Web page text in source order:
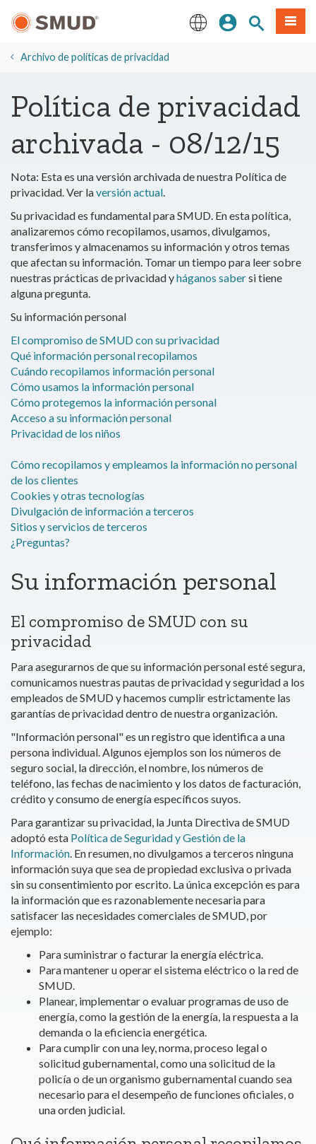
principal
Iniciar sesión
Buscar en
Menú
Archivo de políticas de privacidad
Política de privacidad
archivada - 08/12/15
Nota: Esta es una versión archivada de nuestra Política de
privacidad. Ver laversión actual.
Su privacidad es fundamental para SMUD. En esta política,
analizaremos cómo recopilamos, usamos, divulgamos,
transferimos y almacenamos su información y otros temas
que afectan su información. Tomar un tiempo para leer sobre
nuestras prácticas de privacidad yháganos sabersi tiene
alguna pregunta.
Su información personal
El compromiso de SMUD con su privacidad
Qué información personal recopilamos
Cuándo recopilamos información personal
Cómo usamos la información personal
Cómo protegemos la información personal
Acceso a su información personal
Privacidad de los niños
Cómo recopilamos y empleamos la información no personal
de los clientes
Cookies y otras tecnologías
Divulgación de información a terceros
Sitios y servicios de terceros
¿Preguntas?
Su información personal
El compromiso de SMUD con su
privacidad
Para asegurarnos de que su información personal esté segura,
comunicamos nuestras pautas de privacidad y seguridad a los
empleados de SMUD y hacemos cumplir estrictamente las
garantías de privacidad dentro de nuestra organización.
"Información personal" es un registro que identifica a una
persona individual. Algunos ejemplos son los números de
seguro social, la dirección, el nombre, los números de
teléfono, las fechas de nacimiento y los datos de facturación,
crédito y consumo de energía específicos suyos.
Para garantizar su privacidad, la Junta Directiva de SMUD
adoptó esta Política de Seguridad y Gestión de la
Información. En resumen, no divulgamos a terceros ninguna
información suya que sea de propiedad exclusiva o privada
sin su consentimiento por escrito. La única excepción es para
la información que es razonablemente necesaria para
satisfacer las necesidades comerciales de SMUD, por
ejemplo:
Para suministrar o facturar la energía eléctrica.
Para mantener u operar el sistema eléctrico o la red de
SMUD.
Planear, implementar o evaluar programas de uso de
energía, como la gestión de la energía, la respuesta a la
demanda o la eficiencia energética.
Para cumplir con una ley, norma, proceso legal o
solicitud gubernamental, como una solicitud de la
policía o de un organismo gubernamental cuando sea
necesario para el desempeño de funciones oficiales, o
una orden judicial.